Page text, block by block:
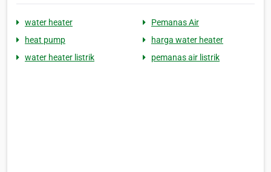
water heater
Pemanas Air
heat pump
harga water heater
water heater listrik
pemanas air listrik